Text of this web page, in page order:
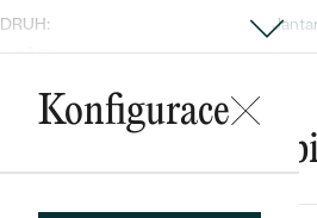
PROHLÉDNOUT
DRUH:
POČET:
1
TVAR:
BARVA:Konfigurace
Mohlo by se vám